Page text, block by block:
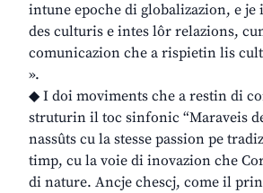
intune epoche di globalizazion, e
des culturis e intes lôr relazions,
comunicazion che a rispietin lis
».
◆ I doi moviments che a restin di
struturin il toc sinfonic “Maraveis
nassûts cu la stesse passion pe
timp, cu la voie di inovazion che
di nature. Ancje chescj, come il